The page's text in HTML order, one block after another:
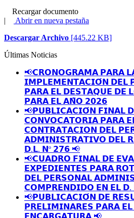
Recargar documento
|
Abrir en nueva pestaña
Descargar Archivo [445.22 KB]
Últimas Noticias
📢𝗖𝗥𝗢𝗡𝗢𝗚𝗥𝗔𝗠𝗔 𝗣𝗔𝗥𝗔
𝗜𝗠𝗣𝗟𝗘𝗠𝗘𝗡𝗧𝗔𝗖𝗜𝗢́𝗡 𝗗𝗘𝗟
𝗣𝗔𝗥𝗔 𝗘𝗟 𝗗𝗘𝗦𝗧𝗔𝗤𝗨𝗘 𝗗𝗘
𝗣𝗔𝗥𝗔 𝗘𝗟 𝗔𝗡̃𝗢 𝟮𝟬𝟮𝟲
📢𝗣𝗨𝗕𝗟𝗜𝗖𝗔𝗖𝗜𝗢́𝗡 𝗙𝗜𝗡𝗔𝗟
𝗖𝗢𝗡𝗩𝗢𝗖𝗔𝗧𝗢𝗥𝗜𝗔 𝗣𝗔𝗥𝗔
𝗖𝗢𝗡𝗧𝗥𝗔𝗧𝗔𝗖𝗜𝗢𝗡 𝗗𝗘𝗟
𝗔𝗗𝗠𝗜𝗡𝗜𝗦𝗧𝗥𝗔𝗧𝗜𝗩𝗢 𝗗𝗘𝗟
𝗗.𝗟. 𝗡º 𝟮𝟳𝟲 📢
📢𝗖𝗨𝗔𝗗𝗥𝗢 𝗙𝗜𝗡𝗔𝗟 𝗗𝗘
𝗘𝗫𝗣𝗘𝗗𝗜𝗘𝗡𝗧𝗘𝗦 𝗣𝗔𝗥𝗔
𝗗𝗘𝗟 𝗣𝗘𝗥𝗦𝗢𝗡𝗔𝗟
𝗖𝗢𝗠𝗣𝗥𝗘𝗡𝗗𝗜𝗗𝗢 𝗘𝗡 𝗘𝗟 𝗗.
📢𝗣𝗨𝗕𝗟𝗜𝗖𝗔𝗖𝗜𝗢́𝗡 𝗗𝗘
𝗣𝗥𝗘𝗟𝗜𝗠𝗜𝗡𝗔𝗥𝗘𝗦 𝗣𝗔𝗥𝗔
𝗘𝗡𝗖𝗔𝗥𝗚𝗔𝗧𝗨𝗥𝗔 📢